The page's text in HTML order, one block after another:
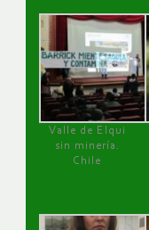
Valle de Elqui
sin minería.
Chile